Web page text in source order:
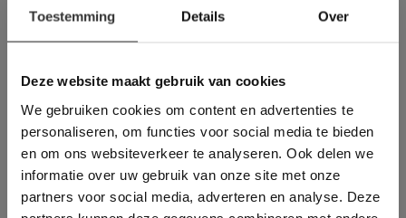
Toestemming Details Over
Deze website maakt gebruik van cookies
We gebruiken cookies om content en advertenties te
personaliseren, om functies voor social media te bieden
en om ons websiteverkeer te analyseren. Ook delen we
informatie over uw gebruik van onze site met onze
partners voor social media, adverteren en analyse. Deze
Meer dan 500 m2 showroom
Deze website maakt
gebruik van cookies.
This Cookie Banner was deleted and is no
longer working. Please contact the website
administrator.
Deze website gebruikt cookies om de
gebruikerservaring te verbeteren. Door
gebruik te maken van onze website geeft u
toestemming voor alle cookies in
overeenstemming met ons cookiebeleid.Lees
verder